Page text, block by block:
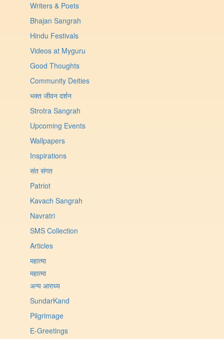
Writers & Poets
Bhajan Sangrah
Hindu Festivals
Videos at Myguru
Good Thoughts
Community Deities
भक्त जीवन दर्शन
Strotra Sangrah
Upcoming Events
Wallpapers
Inspirations
संत संगत
Patriot
Kavach Sangrah
Navratri
SMS Collection
Articles
महात्मा
महात्मा
अन्य आराध्य
SundarKand
Pilgrimage
E-Greetings